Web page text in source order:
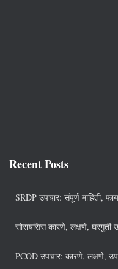
Recent Posts
SRDP उपचार: संपूर्ण माहिती,
सोरायसिस कारणे, लक्षणे,
PCOD उपचार: कारणे, लक्षणे,